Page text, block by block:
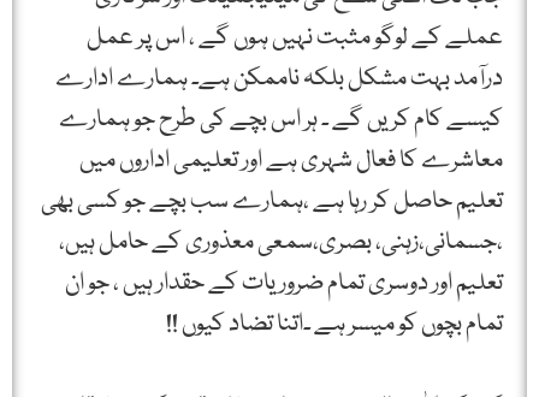
عملے کے لوگو مثبت نہیں ہوں گے ، اس پر عمل
درآمد بہت مشکل بلکہ ناممکن ہے۔ ہمارے ادارے
کیسے کام کریں گے ۔ ہر اس بچے کی طرح جو ہمارے
معاشرے کا فعال شہری ہے اور تعلیمی اداروں میں
تعلیم حاصل کر رہا ہے ،ہمارے سب بچے جو کسی بھی
،جسمانی،زہنی، بصری،سمعی معذوری کے حامل ہیں،
تعلیم اور دوسری تمام ضروریات کے حقدار ہیں ، جو ان
تمام بچوں کو میسر ہے ۔اتنا تضاد کیوں !!